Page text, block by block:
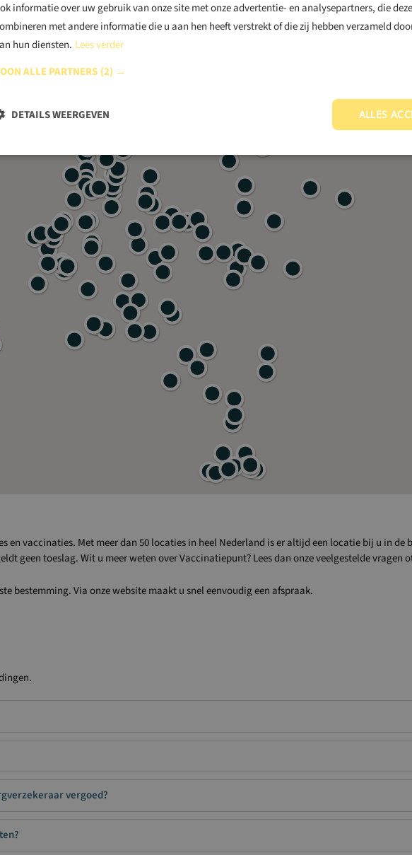
vaccinaties. Met meer dan 50 locaties in heel Nederland is er altijd een locatie bij u in de
geen toeslag. Wit u meer weten over Vaccinatiepunt? Lees dan onze veelgestelde vragen
bestemming. Via onze website maakt u snel eenvoudig een afspraak.
vergoed?
informatie over uw gebruik van onze site met onze advertentie- en analysepartners, die
met andere informatie die u aan hen heeft verstrekt of die zij hebben verzameld
hun diensten. Lees verder
ALLE PARTNERS (2) →
ALLES
DETAILS WEERGEVEN